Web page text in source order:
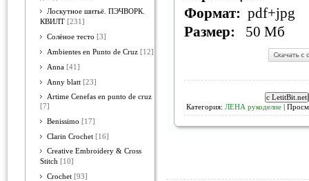
Лоскутное шитьё. ПЭЧВОРК.
КВИЛТ [231]
Солёное тесто [3]
Ambientes en Punto de Cruz [12]
Anna [41]
Anny blatt [23]
Artime Cenefas en punto de cruz
[7]
Benissimo [17]
Clarin Crochet [16]
Creative Embroidery & Cross
Stitch [10]
Crochet [93]
Формат: pdf+jpg
Размер: 50 Мб
Категория: ЛЕНА рукоделие |